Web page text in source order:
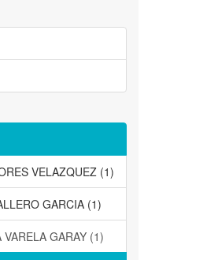
VELAZQUEZ (1)
GARCIA (1)
VARELA GARAY (1)